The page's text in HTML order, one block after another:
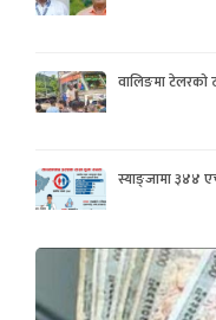
वालिङमा
स्याङ्जामा ३४४